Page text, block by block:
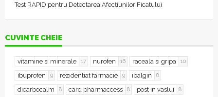
Test RAPID pentru Detectarea Afecțiunilor Ficatului
CUVINTE CHEIE
vitamine si minerale 17 nurofen 16 raceala si gripa 10
ibuprofen 9 rezidentiat farmacie 9 ibalgin 8
dicarbocalm 8 card pharmaccess 8 post in vaslui 8